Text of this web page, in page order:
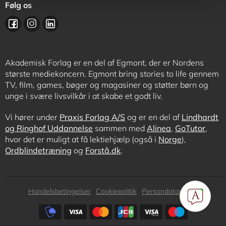
Følg os
Akademisk Forlag er en del af Egmont, der er Nordens
største mediekoncern. Egmont bring stories to life gennem
TV, film, games, bøger og magasiner og støtter børn og
unge i svære livsvilkår i at skabe et godt liv.
Vi hører under Praxis Forlag A/S og er en del af Lindhardt
og Ringhof Uddannelse sammen med Alinea, GoTutor,
hvor det er muligt at få lektiehjælp (også i Norge),
Ordblindetræning og Forstå.dk.
Subfooter
Handelsbetingelser Cookiepolitik
Persondatapolitik
Subfooter
payment